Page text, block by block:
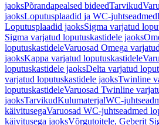
jaoksPõrandapealsed bideedTarvikud
jaoksLoputusplaadid ja WC-juhtseadmed
Loputusplaadid jaoksSigma varjatud
Sigma varjatud loputuskastidele jaoks
loputuskastideleVaruosad Omega
jaoksKappa varjatud loputuskastidele
loputuskastidele jaoksDelta varjatud
varjatud loputuskastidele jaoksTwinline
loputuskastideleVaruosad Twinline
jaoksTarvikudKulumaterjalWC-
käivitusegaVaruosad WC-juhtseadmed
käivitusega jaoksVõrgutoitele, Geberit